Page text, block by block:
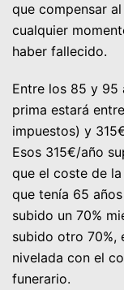
que compensar
cualquier
haber fallecido.
Entre los 85 y 95
prima estará
impuestos) y
Esos 315€/año
que el coste de
que tenía 65
subido un 70%
subido otro 70%,
nivelada con el
funerario.